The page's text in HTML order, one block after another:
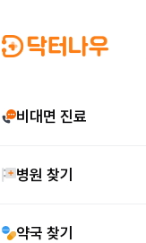
비대면 진료
병원 찾기
약국 찾기